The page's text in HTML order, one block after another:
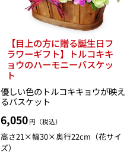
【目上の方に贈る誕生日フ
ラワーギフト】トルコキキ
ョウのハーモニーバスケッ
ト
優しい色のトルコキキョウが映え
るバスケット
6,050 円（税込）
高さ21×幅30×奥行22cm（花サイ
ズ）